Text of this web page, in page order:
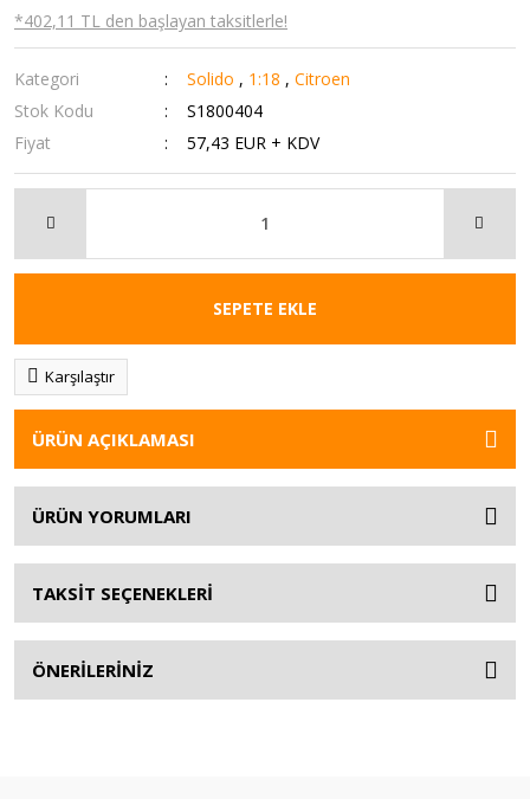
*402,11 TL den başlayan taksitlerle!
Kategori Solido , 1:18 ,Citroen
Stok Kodu
S1800404
Fiyat
57,43 EUR + KDV
SEPETE EKLE
Karşılaştır
ÜRÜN AÇIKLAMASI
ÜRÜN YORUMLARI
TAKSİT SEÇENEKLERİ
ÖNERİLERİNİZ